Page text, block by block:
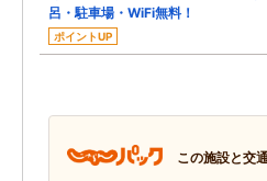
呂・駐車場・WiFi無料！
ポイントUP
この施設と交